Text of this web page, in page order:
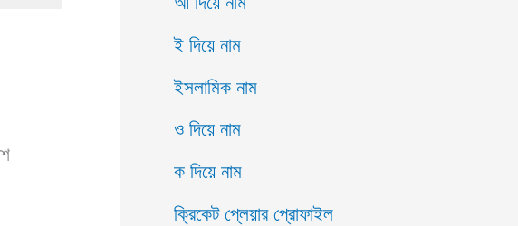
ই দিয়ে নাম
ইসলামিক নাম
ও দিয়ে নাম
ক দিয়ে নাম
ক্রিকেট প্লেয়ার প্রোফাইল